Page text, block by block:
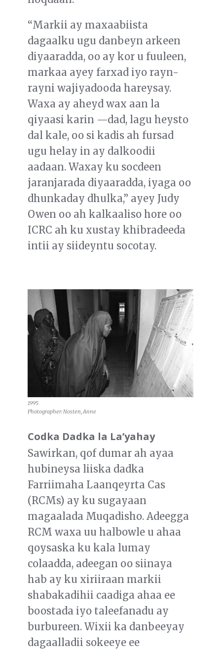
“Markii ay maxaabiista
dagaalku ugu danbeyn arkeen
diyaaradda, oo ay kor u fuuleen,
markaa ayey farxad iyo rayn-
rayni wajiyadooda hareysay.
Waxa ay aheyd wax aan la
qiyaasi karin —dad, lagu heysto
dal kale, oo si kadis ah fursad
ugu helay in ay dalkoodii
aadaan. Waxay ku socdeen
jaranjarada diyaaradda, iyaga oo
dhunkaday dhulka,” ayey Judy
Owen oo ah kalkaaliso hore oo
ICRC ah ku xustay khibradeeda
intii ay siideyntu socotay.
1995
Photographer: Nosten, Anne
Codka Dadka la La’yahay
Sawirkan, qof dumar ah ayaa
hubineysa liiska dadka
Farriimaha Laanqeyrta Cas
(RCMs) ay ku sugayaan
magaalada Muqadisho. Adeegga
RCM waxa uu halbowle u ahaa
qoysaska ku kala lumay
colaadda, adeegan oo siinaya
hab ay ku xiriiraan markii
shabakadihii caadiga ahaa ee
boostada iyo taleefanadu ay
burbureen. Wixii ka danbeeyay
dagaalladii sokeeye ee